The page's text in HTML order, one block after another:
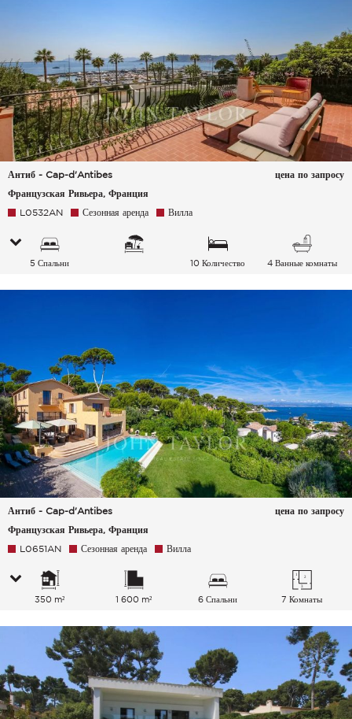
Антиб - Cap-d'Antibes
Французская Ривьера, Франция
цена по запросу
L0532AN Сезонная аренда Вилла
5 Спальни
10 Количество
4 Ванные комнаты
Антиб - Cap-d'Antibes
Французская Ривьера, Франция
цена по запросу
L0651AN Сезонная аренда Вилла
350 m² 1 600 m² 6 Спальни 7 Комнаты